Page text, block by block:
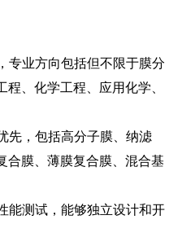
专业方向包括但不限于膜分
、化学工程、应用化学、
先，包括高分子膜、纳滤
合膜、薄膜复合膜、混合基
能测试，能够独立设计和开